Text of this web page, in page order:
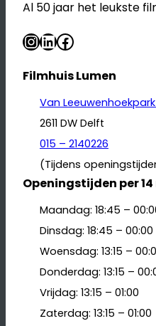
Al 50 jaar het leukste
InstagramLinkedIn Facebook
Filmhuis Lumen
Van
2611 DW Delft
015 – 2140226
(Tijdens
Openingstijden per
Maandag: 18:45 –
Dinsdag: 18:45 – 00:00
Woensdag: 13:15 –
Donderdag: 13:15 –
Vrijdag: 13:15 – 01:00
Zaterdag: 13:15 – 01:00